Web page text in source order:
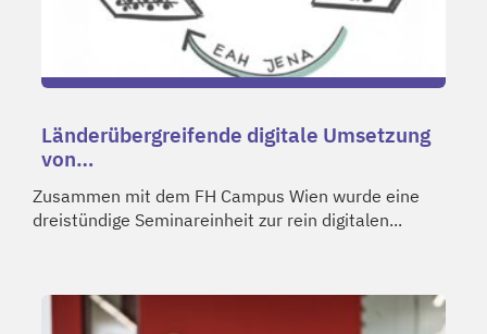
Länderübergreifende digitale Umsetzung
von…
Zusammen mit dem FH Campus Wien wurde eine
dreistündige Seminareinheit zur rein digitalen...